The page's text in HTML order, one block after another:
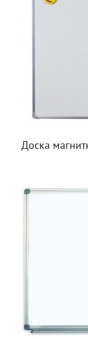
Доска